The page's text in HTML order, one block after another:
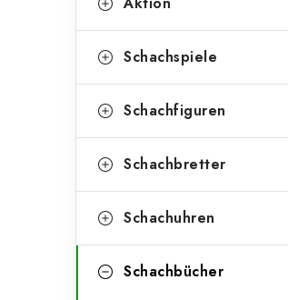
e
t
e
l
e
überspringen
a
e
o
i
Schachspiele
Schachfiguren
Schachbretter
Schachuhren
Schachbücher